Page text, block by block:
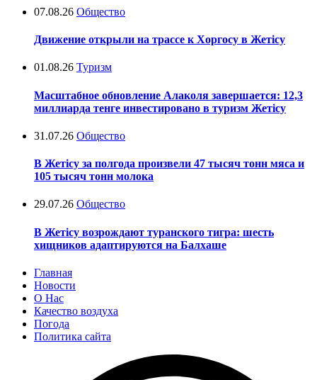
07.08.26 Общество
Движение открыли на трассе к Хоргосу в Жетісу
01.08.26 Туризм
Масштабное обновление Алаколя завершается: 12,3
миллиарда тенге инвестировано в туризм Жетісу
31.07.26 Общество
В Жетісу за полгода произвели 47 тысяч тонн мяса и
105 тысяч тонн молока
29.07.26 Общество
В Жетісу возрождают туранского тигра: шесть
хищников адаптируются на Балхаше
Главная
Новости
О Нас
Качество воздуха
Погода
Политика сайта